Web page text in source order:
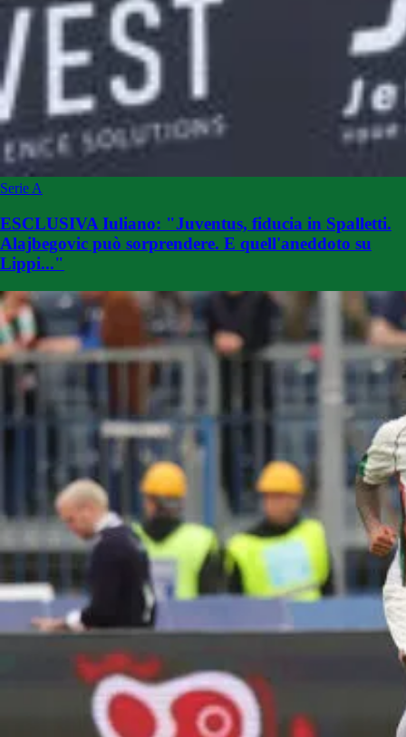
Serie A
ESCLUSIVA Iuliano: "Juventus, fiducia in Spalletti.
Alajbegovic può sorprendere. E quell'aneddoto su
Lippi..."